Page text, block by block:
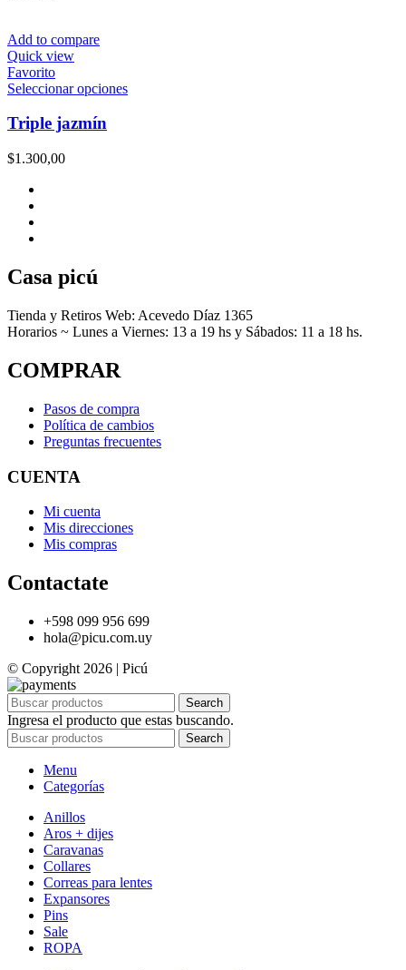
Add to compare
Quick view
Favorito
Seleccionar opcionesEste
producto
Triple jazmín
$1.300,00
Casa picú
Tienda y Retiros Web: Acevedo Díaz 1365
Horarios ~ Lunes a Viernes: 13 a 19 hs y Sábados: 11 a 18 hs.
COMPRAR
Pasos de compra
Política de cambios
Preguntas frecuentes
CUENTA
Mi cuenta
Mis direcciones
Mis compras
Contactate
+598 099 956 699
hola@picu.com.uy
© Copyright 2026 | Picú
Search
Ingresa el producto que estas buscando.
Search
Menu
Categorías
Anillos
Aros + dijes
Caravanas
Collares
Correas para lentes
Expansores
Pins
Sale
ROPA